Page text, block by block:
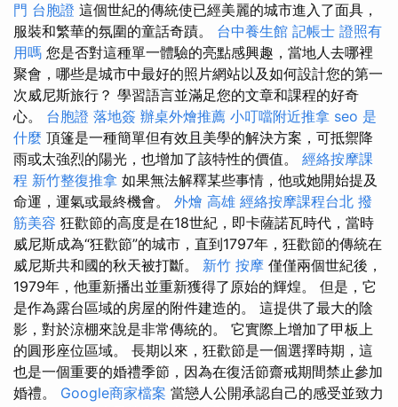
門 台胞證 這個世紀的傳統使已經美麗的城市進入了面具，
服裝和繁華的氛圍的童話奇蹟。 台中養生館 記帳士 證照有
用嗎 您是否對這種單一體驗的亮點感興趣，當地人去哪裡
聚會，哪些是城市中最好的照片網站以及如何設計您的第一
次威尼斯旅行？ 學習語言並滿足您的文章和課程的好奇
心。 台胞證 落地簽 辦桌外燴推薦 小叮噹附近推拿 seo 是
什麼 頂篷是一種簡單但有效且美學的解決方案，可抵禦降
雨或太強烈的陽光，也增加了該特性的價值。 經絡按摩課
程 新竹整復推拿 如果無法解釋某些事情，他或她開始提及
命運，運氣或最終機會。 外燴 高雄 經絡按摩課程台北 撥
筋美容 狂歡節的高度是在18世紀，即卡薩諾瓦時代，當時
威尼斯成為“狂歡節”的城市，直到1797年，狂歡節的傳統在
威尼斯共和國的秋天被打斷。 新竹 按摩 僅僅兩個世紀後，
1979年，他重新播出並重新獲得了原始的輝煌。 但是，它
是作為露台區域的房屋的附件建造的。 這提供了最大的陰
影，對於涼棚來說是非常傳統的。 它實際上增加了甲板上
的圓形座位區域。 長期以來，狂歡節是一個選擇時期，這
也是一個重要的婚禮季節，因為在復活節齋戒期間禁止參加
婚禮。 Google商家檔案 當戀人公開承認自己的感受並致力